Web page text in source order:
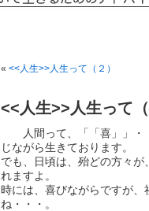
« <<人生>>人生って（２）
<<人生>>人生って
人間って、「「喜」」・
じながら生きております。
でも、日頃は、殆どの方々
れますよ。
時には、喜びながらですが
ね・・・。